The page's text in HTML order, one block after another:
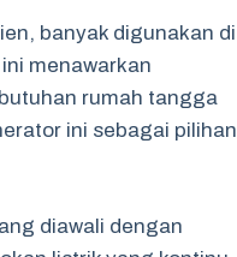
banyak digunakan di
menawarkan
rumah tangga
ini sebagai pilihan
diawali dengan